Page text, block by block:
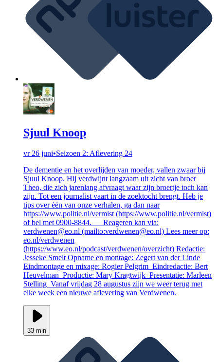
Sjuul Knoop
vr 26 juni•Seizoen 2: Aflevering 24
De dementie en het overlijden van moeder, vallen zwaar bij
Sjuul Knoop. Hij verdwijnt langzaam uit zicht van broer
Theo, die zich jarenlang afvraagt waar zijn broertje toch kan
zijn. Tot een journalist vaart in de zoektocht brengt. Heb je
tips over één van onze verhalen, ga dan naar
https://www.politie.nl/vermist (https://www.politie.nl/vermist)
of bel met 0900-8844. Reageren kan via:
verdwenen@eo.nl (mailto:verdwenen@eo.nl) Lees meer op:
eo.nl/verdwenen
(https://www.eo.nl/podcast/verdwenen/overzicht) Redactie:
Jesseke Smelt Opname en montage: Zegert van der Linde
Eindmontage en mixage: Rogier Pelgrim Eindredactie: Bert
Heuvelman Productie: Mary Kragtwijk Presentatie: Marleen
Stelling Vanaf vrijdag 28 augustus zijn we weer terug met
elke week een nieuwe aflevering van Verdwenen.
33 min